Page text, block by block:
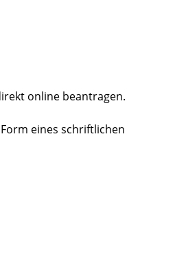
online beantragen.
eines schriftlichen